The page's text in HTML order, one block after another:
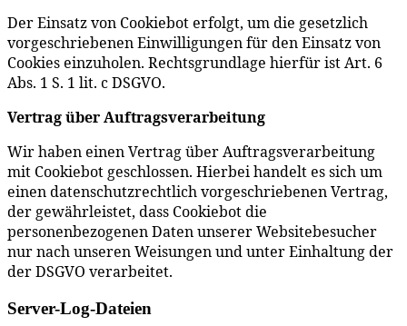
Der Einsatz von Cookiebot erfolgt, um die gesetzlich
vorgeschriebenen Einwilligungen für den Einsatz von
Cookies einzuholen. Rechtsgrundlage hierfür ist Art. 6
Abs. 1 S. 1 lit. c DSGVO.
Vertrag über Auftragsverarbeitung
Wir haben einen Vertrag über Auftragsverarbeitung
mit Cookiebot geschlossen. Hierbei handelt es sich um
einen datenschutzrechtlich vorgeschriebenen Vertrag,
der gewährleistet, dass Cookiebot die
personenbezogenen Daten unserer Websitebesucher
nur nach unseren Weisungen und unter Einhaltung der
der DSGVO verarbeitet.
Server-Log-Dateien